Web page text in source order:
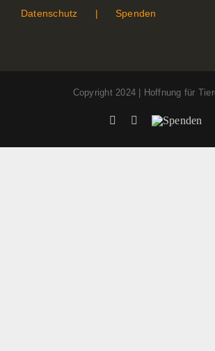
Datenschutz
Spenden
Copyright 2024 | Hoffnung für
FacebookInstagram
Spenden